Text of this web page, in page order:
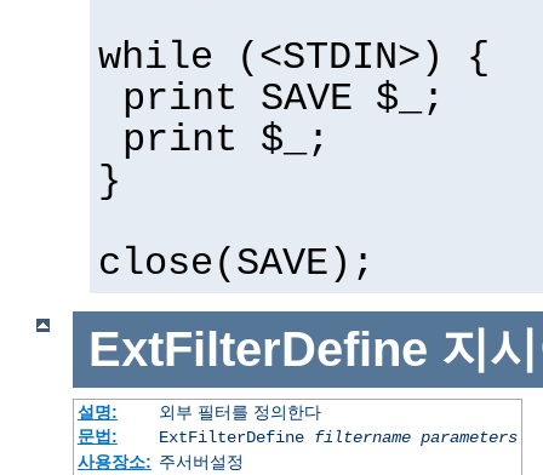
while (<STDIN>) {
print SAVE $_;
print $_;
}
close(SAVE);
ExtFilterDefine 지
설명:
외부 필터를 정의한다
문법:
ExtFilterDefine filtername parameters
사용장소: 주서버설정